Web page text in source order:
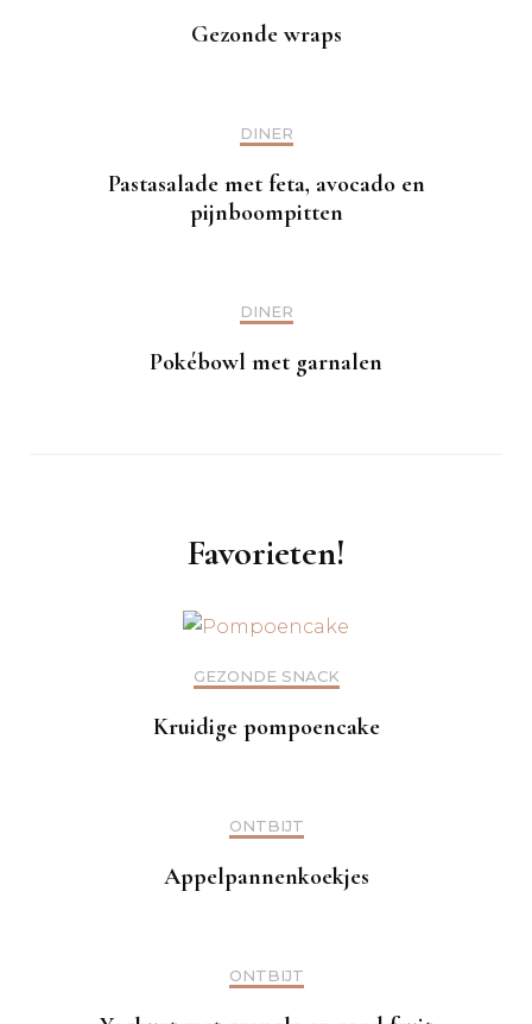
Gezonde wraps
DINER
Pastasalade met feta, avocado en
pijnboompitten
DINER
Pokébowl met garnalen
Favorieten!
GEZONDE SNACK
Kruidige pompoencake
ONTBIJT
Appelpannenkoekjes
ONTBIJT